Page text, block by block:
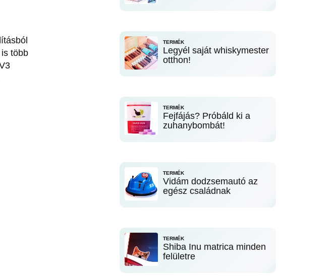
több
TERMÉK
Legyél saját whiskymester
otthon!
TERMÉK
Fejfájás? Próbáld ki a
zuhanybombát!
TERMÉK
Vidám dodzsemautó az
egész családnak
TERMÉK
Shiba Inu matrica minden
felületre